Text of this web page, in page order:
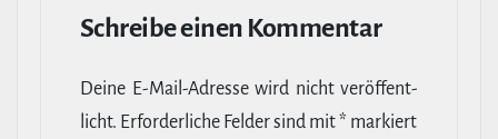
Schreibe einen Kommentar
Deine E‑Mail-​Adresse wird nicht ver­öf­fent­
licht. Erfor­der­liche Felder sind mit* markiert